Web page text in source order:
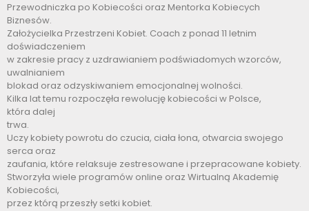
Przewodniczka po Kobiecości oraz Mentorka Kobiecych
Biznesów.
Założycielka Przestrzeni Kobiet. Coach z ponad 11 letnim
doświadczeniem
w zakresie pracy z uzdrawianiem podświadomych wzorców,
uwalnianiem
blokad oraz odzyskiwaniem emocjonalnej wolności.
Kilka lat temu rozpoczęła rewolucję kobiecości w Polsce,
która dalej
trwa.
Uczy kobiety powrotu do czucia, ciała łona, otwarcia swojego
serca oraz
zaufania, które relaksuje zestresowane i przepracowane kobiety.
Stworzyła wiele programów online oraz Wirtualną Akademię
Kobiecości,
przez którą przeszły setki kobiet.